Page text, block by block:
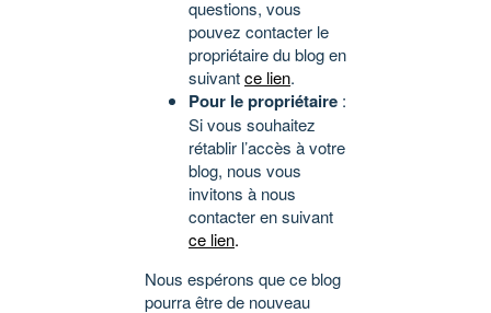
questions, vous
pouvez contacter le
propriétaire du blog en
suivantce lien.
Pour le propriétaire :
Si vous souhaitez
rétablir l’accès à votre
blog, nous vous
invitons à nous
contacter en suivant
ce lien.
Nous espérons que ce blog
pourra être de nouveau